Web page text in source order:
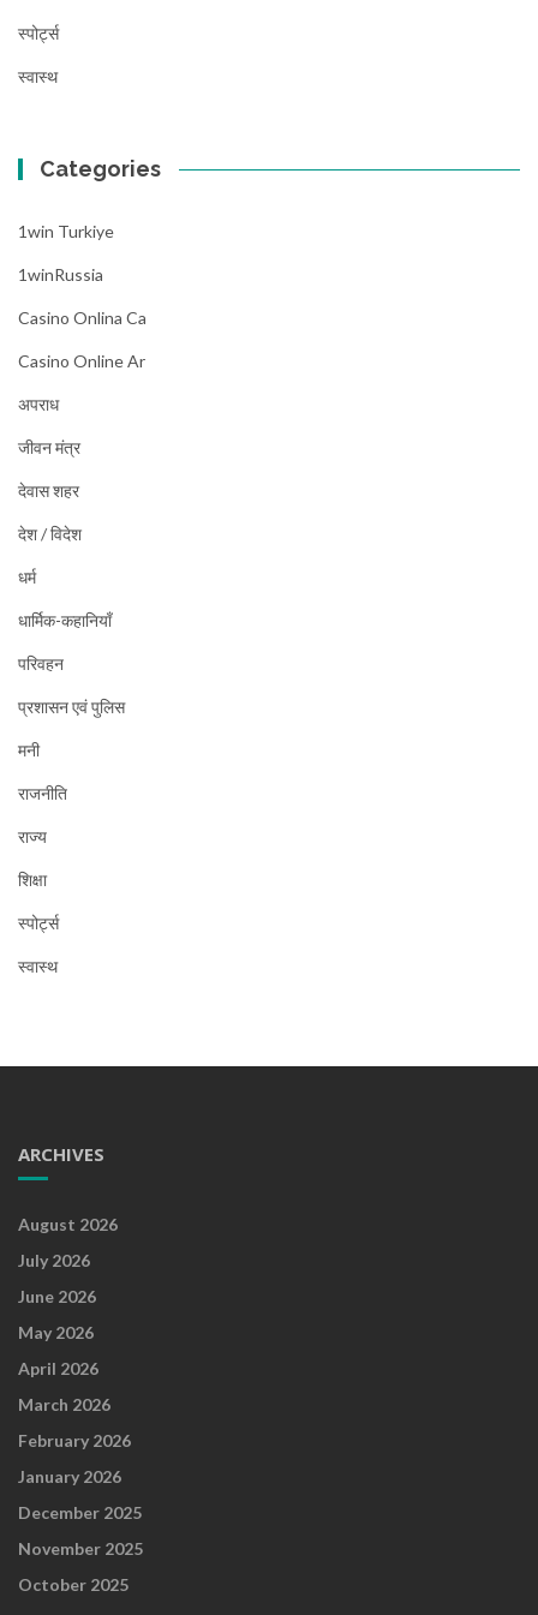
स्पोर्ट्स
स्वास्थ
Categories
1win Turkiye
1winRussia
Casino Onlina Ca
Casino Online Ar
अपराध
जीवन मंत्र
देवास शहर
देश / विदेश
धर्म
धार्मिक-कहानियाँ
परिवहन
प्रशासन एवं पुलिस
मनी
राजनीति
राज्य
शिक्षा
स्पोर्ट्स
स्वास्थ
ARCHIVES
August 2026
July 2026
June 2026
May 2026
April 2026
March 2026
February 2026
January 2026
December 2025
November 2025
October 2025